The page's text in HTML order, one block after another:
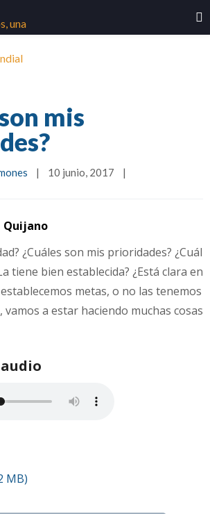
mis
| 10 junio, 2017 |
Quijano
¿Cuáles son mis prioridades? ¿Cuál
tiene bien establecida? ¿Está clara en
metas, o no las tenemos
a estar haciendo muchas cosas
MB)